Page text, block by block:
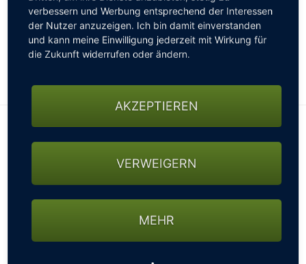
Golfarrangement Genussgolfen
verbessern und Werbung entsprechend der Interessen
der Nutzer anzuzeigen. Ich bin damit einverstanden
und kann meine Einwilligung jederzeit mit Wirkung für
die Zukunft widerrufen oder ändern.
AKZEPTIEREN
VERWEIGERN
MEHR